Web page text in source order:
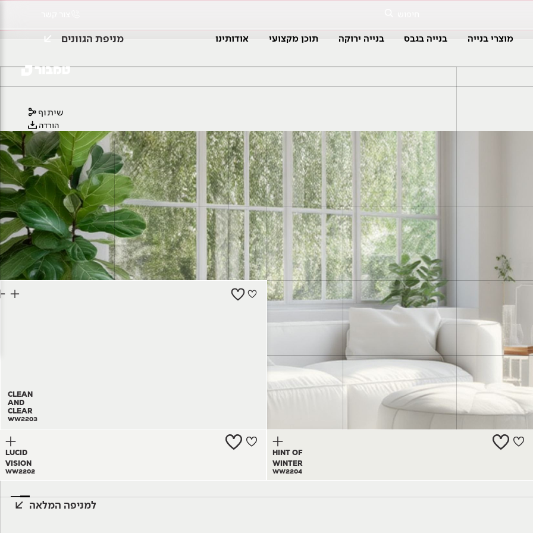
מוצרי בנייה בנייה בגבס בנייה ירוקה תוכן מקצועי אודותינו מניפת הגוונים
שיתוף
הורדה
CLEAN
AND
CLEAR
WW2203
HINT OF
WINTER
WW2204
CLEAN
LUCID
VISION
WW2202
למניפה המלאה